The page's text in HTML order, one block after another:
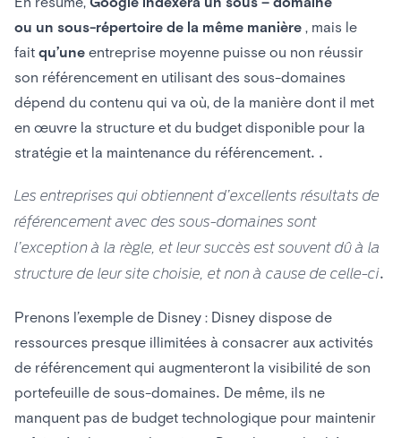
ou un sous-répertoire de la même manière , mais le
fait qu’une entreprise moyenne puisse ou non réussir
son référencement en utilisant des sous-domaines
dépend du contenu qui va où, de la manière dont il met
en œuvre la structure et du budget disponible pour la
stratégie et la maintenance du référencement. .
Les entreprises qui obtiennent d’excellents résultats de
référencement avec des sous-domaines sont
l’exception à la règle, et leur succès est souvent dû à la
structure de leur site choisie, et non à cause de celle-ci.
Prenons l’exemple de Disney : Disney dispose de
ressources presque illimitées à consacrer aux activités
de référencement qui augmenteront la visibilité de son
portefeuille de sous-domaines. De même, ils ne
manquent pas de budget technologique pour maintenir